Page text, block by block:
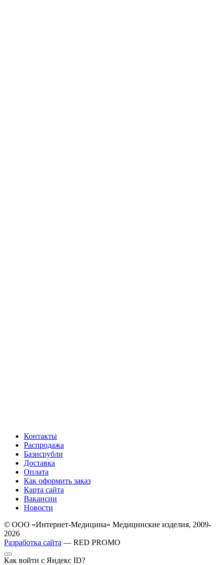
Контакты
Распродажа
Базисрубли
Доставка
Оплата
Как оформить заказ
Карта сайта
Вакансии
Новости
© ООО «Интернет-Медицина» Медицинские изделия, 2009-
2026
Разработка сайта — RED PROMO
Как войти с Яндекс ID?